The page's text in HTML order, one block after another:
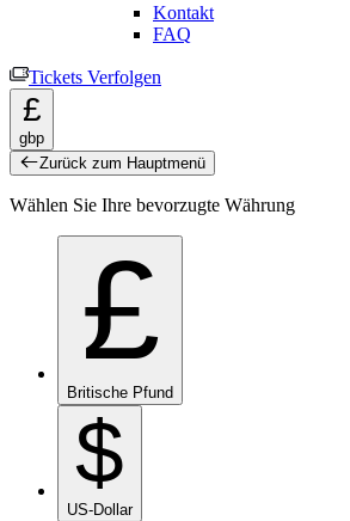
Kontakt
FAQ
Tickets Verfolgen
£
gbp
Zurück zum Hauptmenü
Wählen Sie Ihre bevorzugte Währung
£
Britische Pfund
$
US-Dollar